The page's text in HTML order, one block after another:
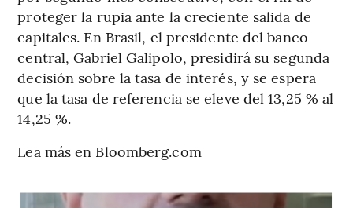
proteger la rupia ante la creciente salida de
capitales. En Brasil, el presidente del banco
central, Gabriel Galipolo, presidirá su segunda
decisión sobre la tasa de interés, y se espera
que la tasa de referencia se eleve del 13,25 % al
14,25 %.
Lea más en Bloomberg.com